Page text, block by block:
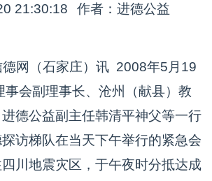
21:30:18 作者：进德公益
网（石家庄）讯 2008年5月19
事会副理事长、沧州（献县）教
德公益副主任韩清平神父等一行
访梯队在当天下午举行的紧急会
川地震灾区，于午夜时分抵达成